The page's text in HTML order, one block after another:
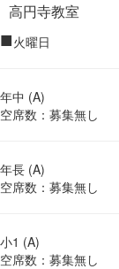
高円寺教室
■火曜日
年中 (A)
空席数：募集無し
年長 (A)
空席数：募集無し
小1 (A)
空席数：募集無し